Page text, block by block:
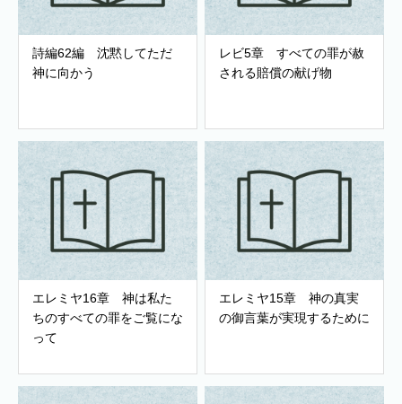
詩編62編 沈黙してただ
神に向かう
レビ5章 すべての罪が赦
される賠償の献げ物
エレミヤ16章 神は私た
ちのすべての罪をご覧にな
って
エレミヤ15章 神の真実
の御言葉が実現するために